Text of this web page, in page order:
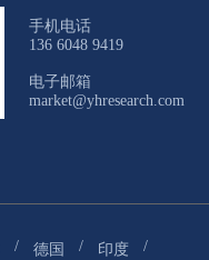
手机电话
136 6048 9419
电子邮箱
market@yhresearch.com
/ 德国 / 印度 /